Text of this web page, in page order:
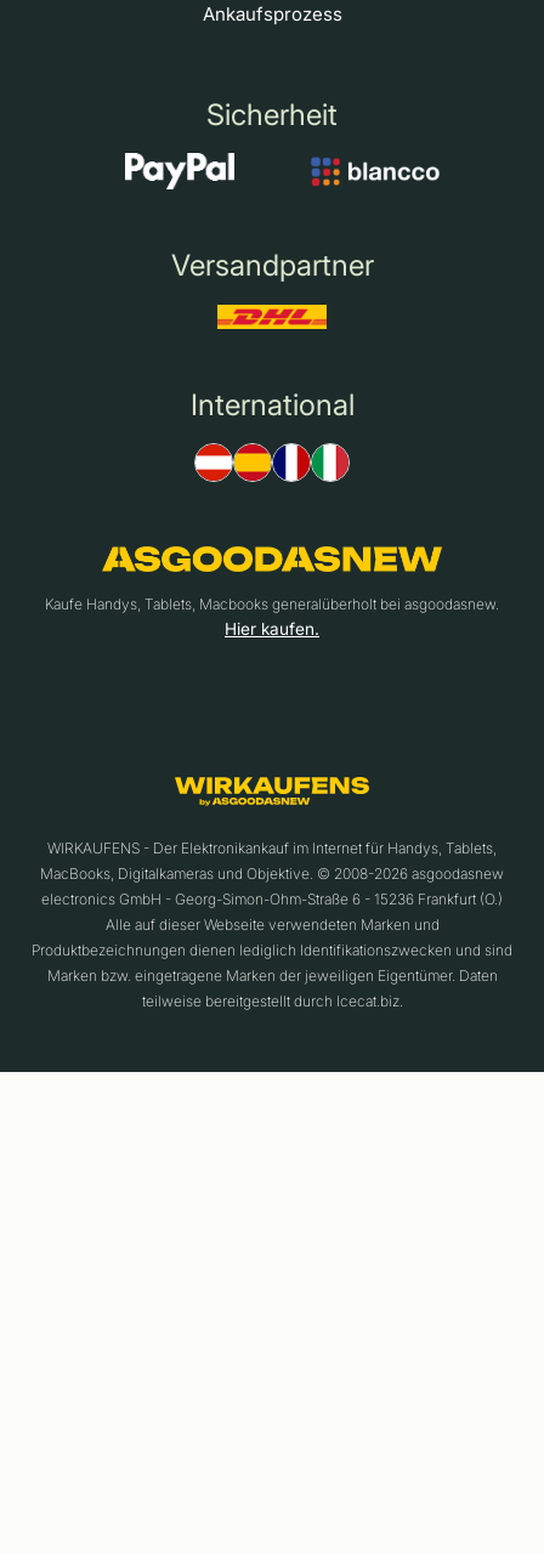
Ankaufsprozess
Sicherheit
Versandpartner
International
Kaufe Handys, Tablets, Macbooks generalüberholt bei asgoodasnew.
Hier kaufen.
WIRKAUFENS - Der Elektronikankauf im Internet für Handys, Tablets,
MacBooks, Digitalkameras und Objektive. © 2008-2026 asgoodasnew
electronics GmbH - Georg-Simon-Ohm-Straße 6 - 15236 Frankfurt (O.)
Alle auf dieser Webseite verwendeten Marken und
Produktbezeichnungen dienen lediglich Identifikationszwecken und sind
Marken bzw. eingetragene Marken der jeweiligen Eigentümer. Daten
teilweise bereitgestellt durch Icecat.biz.